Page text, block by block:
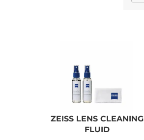
BODY M11 BLACK
995,00 SEK
ZEISS LENS CLEANING
FLUID